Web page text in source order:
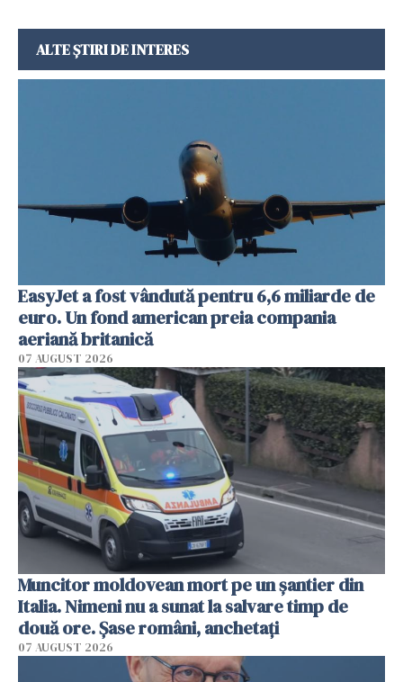
ALTE ȘTIRI DE INTERES
EasyJet a fost vândută pentru 6,6 miliarde de
euro. Un fond american preia compania
aeriană britanică
07 AUGUST 2026
Muncitor moldovean mort pe un șantier din
Italia. Nimeni nu a sunat la salvare timp de
două ore. Șase români, anchetați
07 AUGUST 2026